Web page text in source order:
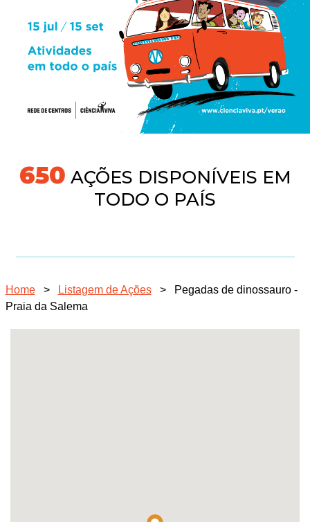
691AÇÕES DISPONÍVEIS EM
TODO O PAÍS
Home > Listagem de Ações >
Pegadas de dinossauro -
Praia da Salema